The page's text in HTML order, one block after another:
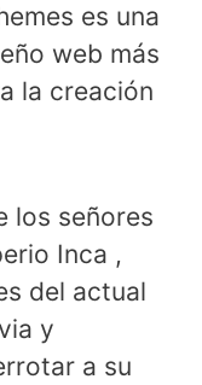
es una
web más
la creación
los señores
Inca ,
del actual
y
a su